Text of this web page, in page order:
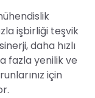
işbirliği teşvik
daha hızlı
fazla yenilik ve
için